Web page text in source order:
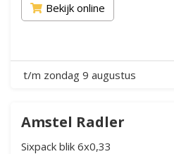
Bekijk online
t/m zondag 9 augustus
Amstel Radler
Sixpack blik 6x0,33